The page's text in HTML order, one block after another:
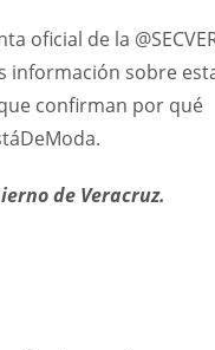
oficial de la
información sobre
confirman por qué
de Veracruz.